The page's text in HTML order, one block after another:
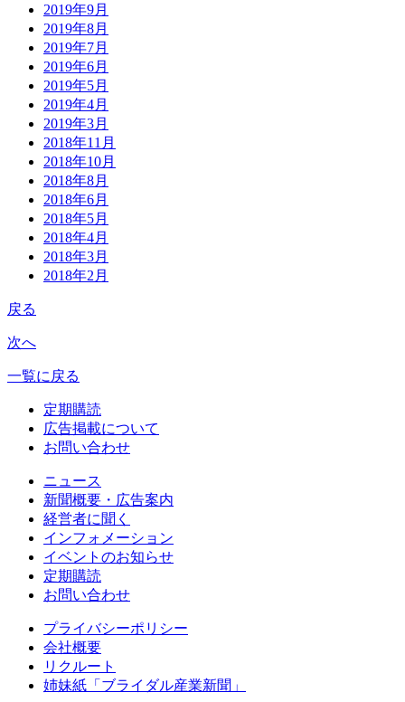
2019年9月
2019年8月
2019年7月
2019年6月
2019年5月
2019年4月
2019年3月
2018年11月
2018年10月
2018年8月
2018年6月
2018年5月
2018年4月
2018年3月
2018年2月
戻る
次へ
一覧に戻る
定期購読
広告掲載について
お問い合わせ
ニュース
新聞概要・広告案内
経営者に聞く
インフォメーション
イベントのお知らせ
定期購読
お問い合わせ
プライバシーポリシー
会社概要
リクルート
姉妹紙「ブライダル産業新聞」